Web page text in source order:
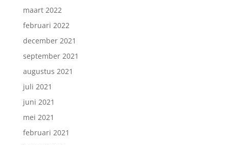
maart 2022
februari 2022
december 2021
september 2021
augustus 2021
juli 2021
juni 2021
mei 2021
februari 2021